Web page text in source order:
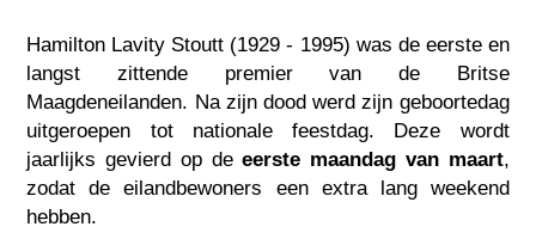
Hamilton Lavity Stoutt (1929 - 1995) was de eerste en
langst zittende premier van de Britse
Maagdeneilanden. Na zijn dood werd zijn geboortedag
uitgeroepen tot nationale feestdag. Deze wordt
jaarlijks gevierd op deeerste maandag van maart,
zodat de eilandbewoners een extra lang weekend
hebben.